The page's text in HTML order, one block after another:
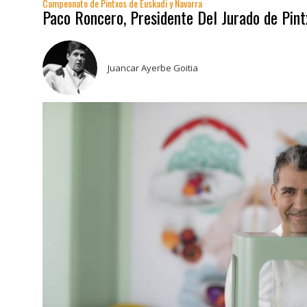
Campeonato de Pintxos de Euskadi y Navarra
Paco Roncero, Presidente Del Jurado de
Juancar Ayerbe Goitia